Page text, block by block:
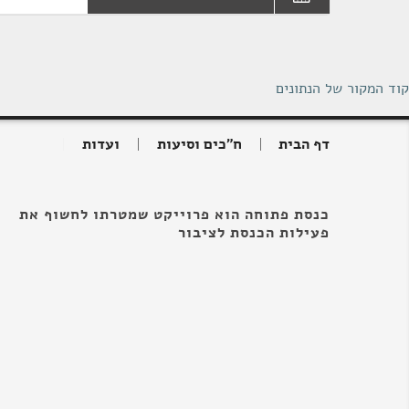
קוד המקור של הנתונים
דף הבית ח"כים וסיעות ועדות
כנסת פתוחה הוא פרוייקט שמטרתו לחשוף את
פעילות הכנסת לציבור